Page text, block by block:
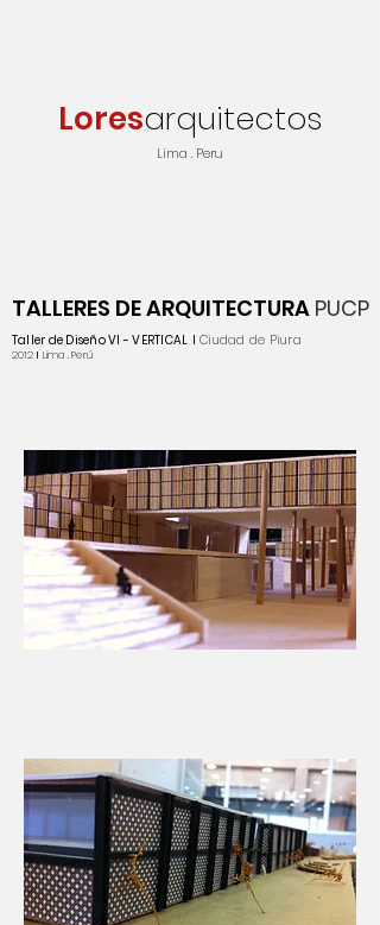
Loresarquitectos
Lima . Peru
TALLERES DE ARQUITECTURA PUCP
Taller de Diseño VI - VERTICAL I Ciudad de Piura
2012 I Lima . Perú